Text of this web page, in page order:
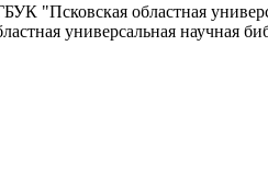
"Псковская областная
универсальная научная